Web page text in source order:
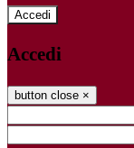
Accedi
Accedi
button close ×